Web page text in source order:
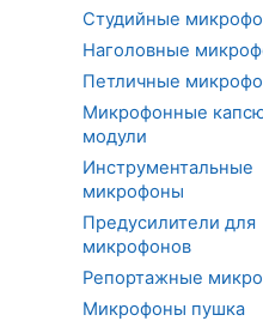
Студийные
Наголовные
Петличные
Микрофонные
модули
Инструментальные
микрофоны
Предусилители для
микрофонов
Репортажные
Микрофоны пушка